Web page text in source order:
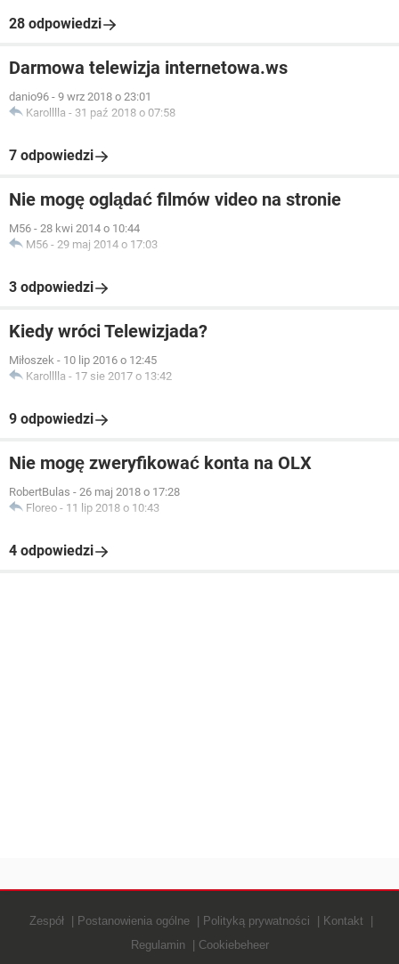
28 odpowiedzi
Darmowa telewizja internetowa.ws
danio96 - 9 wrz 2018 o 23:01
Karolllla - 31 paź 2018 o 07:58
7 odpowiedzi
Nie mogę oglądać filmów video na stronie
M56 - 28 kwi 2014 o 10:44
M56 - 29 maj 2014 o 17:03
3 odpowiedzi
Kiedy wróci Telewizjada?
Miłoszek - 10 lip 2016 o 12:45
Karolllla - 17 sie 2017 o 13:42
9 odpowiedzi
Nie mogę zweryfikować konta na OLX
RobertBulas - 26 maj 2018 o 17:28
Floreo - 11 lip 2018 o 10:43
4 odpowiedzi
Zespół Postanowienia ogólne Polityką prywatności
Kontakt
Regulamin
Cookiebeheer